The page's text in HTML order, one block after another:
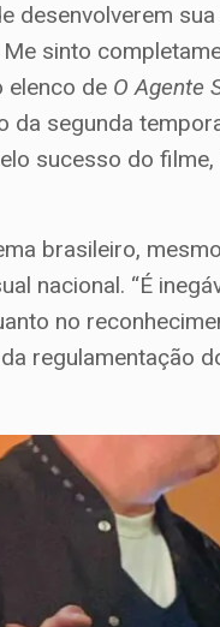
desenvolverem
sinto
elenco de O Agente
da segunda
sucesso do
brasileiro,
nacional. “É
no
regulamentação